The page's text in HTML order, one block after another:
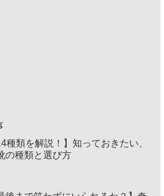
種類を解説！】知っておきたい、
の種類と選び方